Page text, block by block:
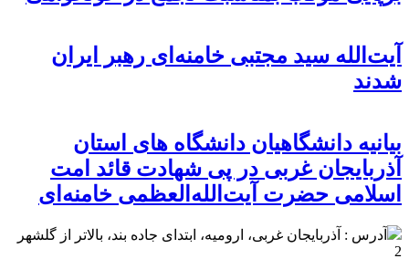
آیت‌الله سید مجتبی خامنه‌ای رهبر ایران
شدند
بيانيه دانشگاهیان دانشگاه های استان
آذربایجان غربی در پی شهادت قائد امت
اسلامی حضرت آیت‌الله‌العظمی خامنه‌ای
آدرس : آذربایجان غربی، ارومیه، ابتدای جاده بند، بالاتر از گلشهر
2